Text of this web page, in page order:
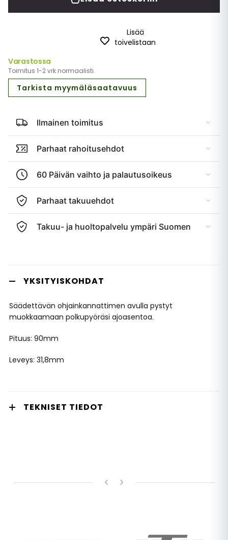
Lisää
toivelistaan
Varastossa
Toimitus 1-2 vrk normaalisti.
Tarkista myymäläsaatavuus
Ilmainen toimitus
Parhaat rahoitusehdot
60 Päivän vaihto ja palautusoikeus
Parhaat takuuehdot
Takuu- ja huoltopalvelu ympäri Suomen
YKSITYISKOHDAT
Säädettävän ohjainkannattimen avulla pystyt
muokkaamaan polkupyöräsi ajoasentoa.
Pituus: 90mm
Leveys: 31,8mm
TEKNISET TIEDOT